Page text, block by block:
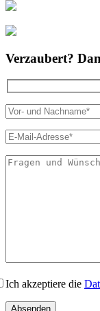
Verzaubert?
Ich akzeptiere die